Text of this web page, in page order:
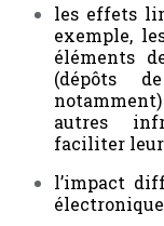
les effets
exemple,
éléments
(dépôts
autres
faciliter leur
l’impact